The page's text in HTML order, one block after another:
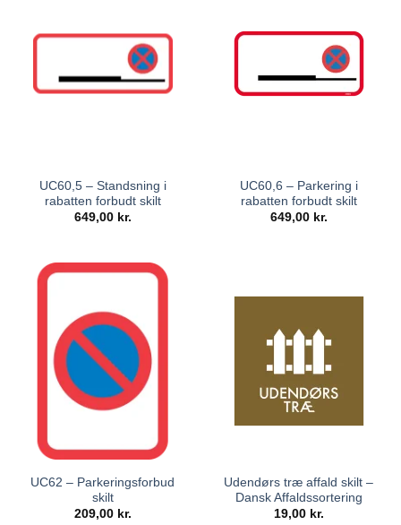
UC60,5 – Standsning i
rabatten forbudt skilt
649,00 kr.
UC60,6 – Parkering i
rabatten forbudt skilt
649,00 kr.
UC62 – Parkeringsforbud
skilt
209,00 kr.
Udendørs træ affald skilt –
Dansk Affaldssortering
19,00 kr.